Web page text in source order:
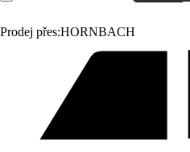
Prodej přes:HORNBACH